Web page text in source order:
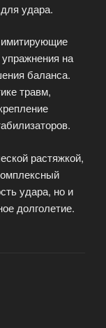
удара.
на
баланса.
травм,
растяжкой,
удара, но и
долголетие.